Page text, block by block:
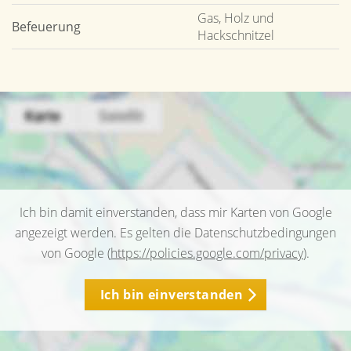
Befeuerung
Gas, Holz und
Hackschnitzel
Ich bin damit einverstanden, dass mir Karten von Google
angezeigt werden. Es gelten die Datenschutzbedingungen
von Google (https://policies.google.com/privacy).
Ich bin einverstanden